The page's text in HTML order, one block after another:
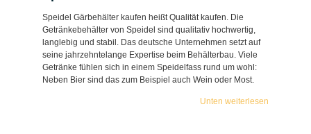
Speidel Gärbehälter kaufen heißt Qualität kaufen. Die
Getränkebehälter von Speidel sind qualitativ hochwertig,
langlebig und stabil. Das deutsche Unternehmen setzt auf
seine jahrzehntelange Expertise beim Behälterbau. Viele
Getränke fühlen sich in einem Speidelfass rund um wohl:
Neben Bier sind das zum Beispiel auch Wein oder Most.
Unten weiterlesen